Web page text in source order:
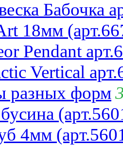
Бабочка
18мм
Pendant
Vertical
разных форм
4мм